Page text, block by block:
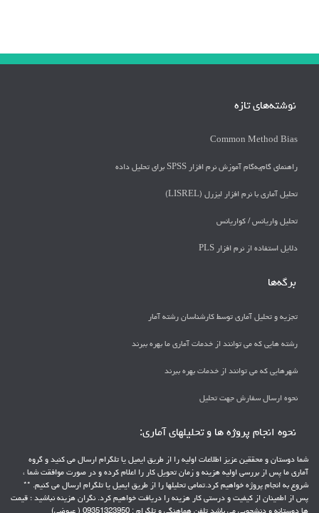
نوشته‌های تازه
Common Method Bias
راهنمای گام‌به‌گام آموزش نرم افزار SPSS برای تحلیل داده
تحلیل آماری با نرم افزار لیزرل (LISREL)
تحليل واريانس / كواريانس
دلايل استفاده از نرم افزار PLS
برگه‌ها
تجزیه و تحلیل آماری توسط کارشناسان رشته آمار
رشته هایی که می توانند از خدمات آماری ما بهره ببرند
شهرهایی که می توانند از خدمات بهره ببرند
نحوه ارسال سفارش جهت تحلیل
نحوه انجام پروژه ها و تحلیلهای آماری:
شما دوستان و محققین عزیز اطلاعات اولیه را از طریق ایمیل یا تلگرام ارسال می کنید و گروه
آماری ما پس از بررسی اولیه هزینه و زمان تحویل کار را اعلام کرده و در صورت موافقت شما ،
شروع به انجام پروژه خواهیم کرد.تمامی تحلیلها را از طریق ایمیل یا تلگرام ارسال می کنیم. **
پس از اطمینان از کیفیت و درستی کار هزینه را دریافت خواهیم کرد. نگران هزینه نباشید ؛ قیمت